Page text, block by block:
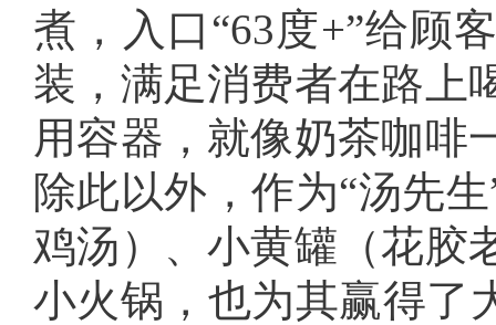
煮，入口“63度+”给顾
装，满足消费者在路上
用容器，就像奶茶咖啡
除此以外，作为“汤先
鸡汤）、小黄罐（花胶
小火锅，也为其赢得了